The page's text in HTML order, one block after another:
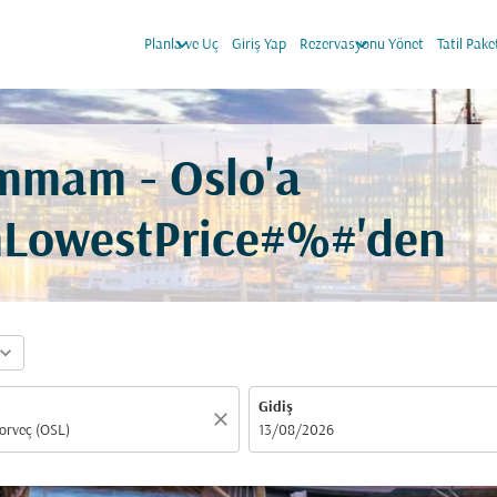
Planla ve Uç
keyboard_arrow_down Giriş Yap Rezervasyonu Yönet
keyboard_arrow_down Tatil
- Oslo'a
expand_more
close
Gidiş
fc-booking-departure-date-aria-label
13/08/2026